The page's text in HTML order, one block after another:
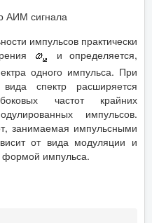
АИМ сигнала
импульсов практически
и определяется,
одного импульса. При
спектр расширяется
частот крайних
импульсов.
занимаемая импульсными
от вида модуляции и
формой импульса.